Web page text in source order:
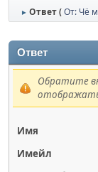
► Ответ (От: Чё
Ответ
Обратите
Имя
Имейл